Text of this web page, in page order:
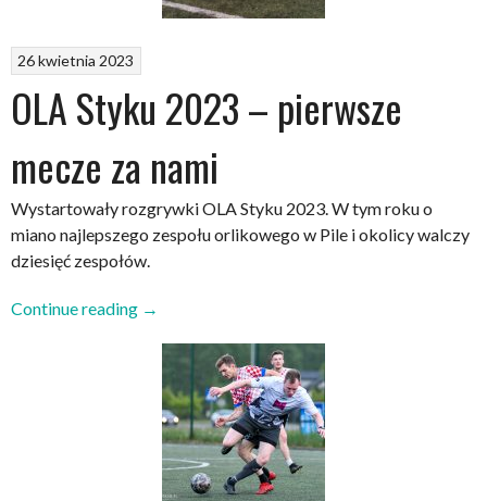
26 kwietnia 2023
OLA Styku 2023 – pierwsze
mecze za nami
Wystartowały rozgrywki OLA Styku 2023. W tym roku o
miano najlepszego zespołu orlikowego w Pile i okolicy walczy
dziesięć zespołów.
Continue reading „OLA
pierwsze
mecze
nami”
→